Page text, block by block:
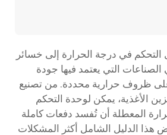
في درجة الحرارة إلى خسائر
الصناعات التي يعتمد فيها جودة
ظروف حرارية محددة. من تصنيع
الأغذية، يمكن لوحدة التحكم
المعطلة أن تُفسد دفعات كاملة
هذا الدليل الشامل أكثر المشكلات